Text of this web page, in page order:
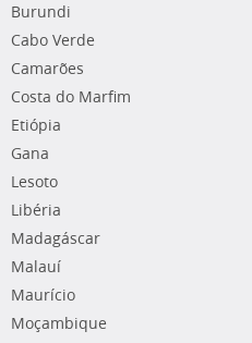
Burundi
Cabo Verde
Camarões
Costa do Marfim
Etiópia
Gana
Lesoto
Libéria
Madagáscar
Malauí
Maurício
Moçambique